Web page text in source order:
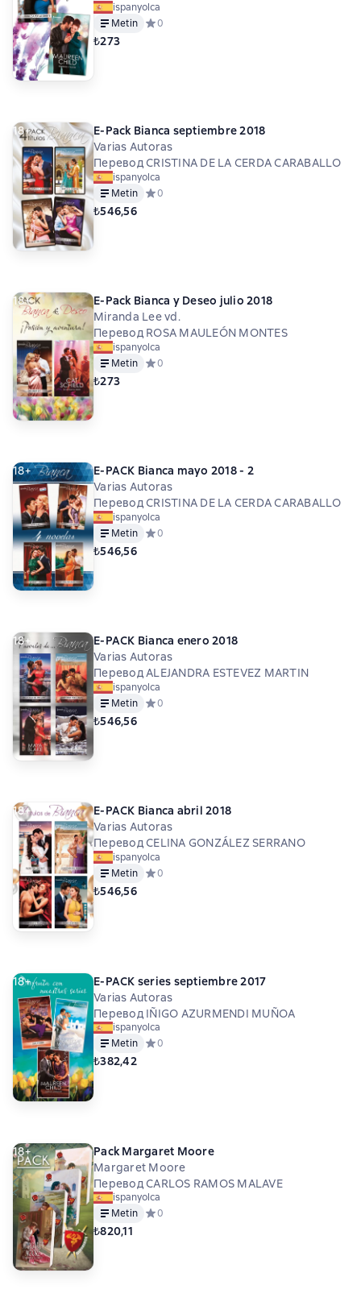
ispanyolca
Metin
Средний рейтинг 0 на основе 0 оценок
0
₺273
18+
E-Pack Bianca septiembre 2018
Varias Autoras
Перевод CRISTINA DE LA CERDA CARABALLO
ispanyolca
Metin
Средний рейтинг 0 на основе 0 оценок
0
₺546,56
18+
E-Pack Bianca y Deseo julio 2018
Miranda Lee vd.
Перевод ROSA MAULEÓN MONTES
ispanyolca
Metin
Средний рейтинг 0 на основе 0 оценок
0
₺273
18+
E-PACK Bianca mayo 2018 - 2
Varias Autoras
Перевод CRISTINA DE LA CERDA CARABALLO
ispanyolca
Metin
Средний рейтинг 0 на основе 0 оценок
0
₺546,56
18+
E-PACK Bianca enero 2018
Varias Autoras
Перевод ALEJANDRA ESTEVEZ MARTIN
ispanyolca
Metin
Средний рейтинг 0 на основе 0 оценок
0
₺546,56
18+
E-PACK Bianca abril 2018
Varias Autoras
Перевод CELINA GONZÁLEZ SERRANO
ispanyolca
Metin
Средний рейтинг 0 на основе 0 оценок
0
₺546,56
18+
E-PACK series septiembre 2017
Varias Autoras
Перевод IÑIGO AZURMENDI MUÑOA
ispanyolca
Metin
Средний рейтинг 0 на основе 0 оценок
0
₺382,42
18+
Pack Margaret Moore
Margaret Moore
Перевод CARLOS RAMOS MALAVE
ispanyolca
Metin
Средний рейтинг 0 на основе 0 оценок
0
₺820,11